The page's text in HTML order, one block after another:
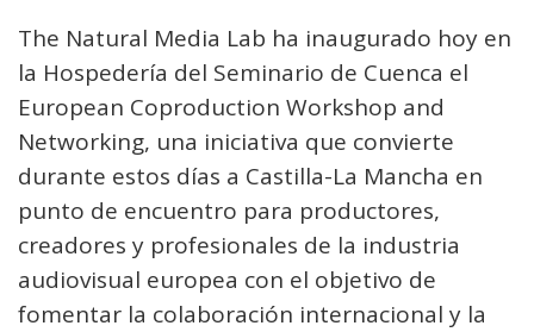
The Natural Media Lab ha inaugurado hoy en
la Hospedería del Seminario de Cuenca el
European Coproduction Workshop and
Networking, una iniciativa que convierte
durante estos días a Castilla-La Mancha en
punto de encuentro para productores,
creadores y profesionales de la industria
audiovisual europea con el objetivo de
fomentar la colaboración internacional y la